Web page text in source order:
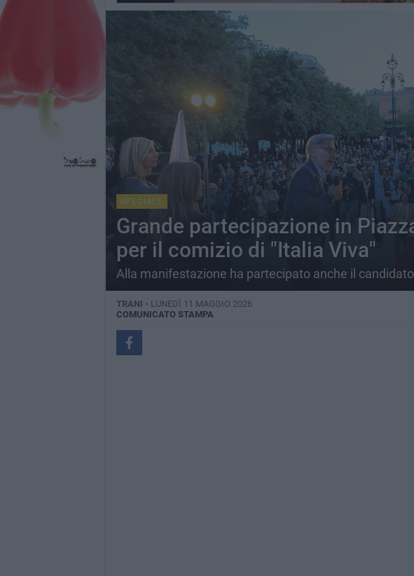
SPECIALE
Grande partecipazione in
per il comizio di "Italia Viva"
Alla manifestazione ha partecipato anche il
TRANI - LUNEDÌ 11 MAGGIO 2026
COMUNICATO STAMPA